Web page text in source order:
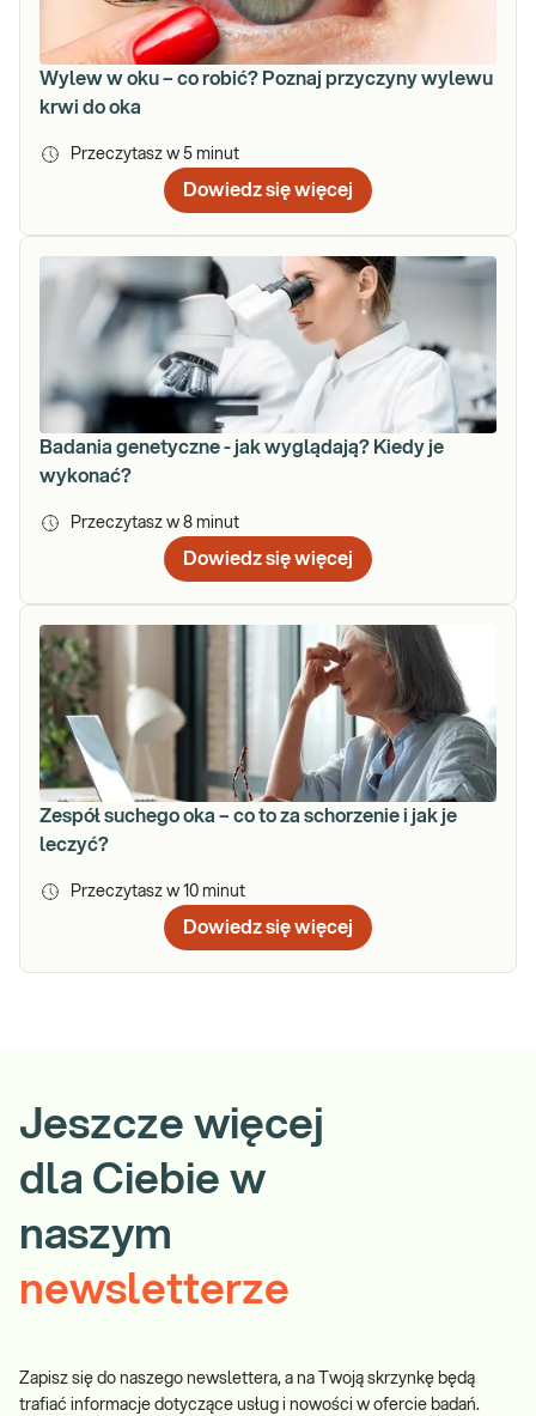
Wylew w oku – co robić? Poznaj przyczyny wylewu
krwi do oka
Przeczytasz w 5 minut
Dowiedz się więcej
Badania genetyczne - jak wyglądają? Kiedy je
wykonać?
Przeczytasz w 8 minut
Dowiedz się więcej
Zespół suchego oka – co to za schorzenie i jak je
leczyć?
Przeczytasz w 10 minut
Dowiedz się więcej
Jeszcze więcej
dla Ciebie w
naszym
newsletterze
Zapisz się do naszego newslettera, a na Twoją skrzynkę będą
trafiać informacje dotyczące usług i nowości w ofercie badań.